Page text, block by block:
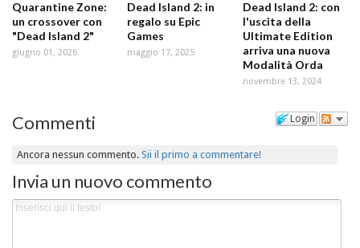
Quarantine Zone:
un crossover con
"Dead Island 2"
giugno 01, 2026
Dead Island 2: in
regalo su Epic
Games
maggio 17, 2025
Dead Island 2: con
l'uscita della
Ultimate Edition
arriva una nuova
Modalità Orda
novembre 13, 2024
Login
Commenti
Ancora nessun commento.Sii il primo a commentare!
Invia un nuovo commento